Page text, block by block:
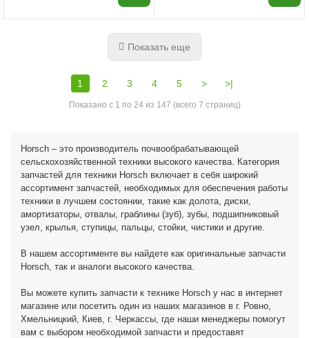
Показать еще
1 2 3 4 5 > >|
Показано с 1 по 24 из 147 (всего 7 страниц)
Horsch – это производитель почвообрабатывающей
сельскохозяйственной техники высокого качества. Категория
запчастей для техники Horsch включает в себя широкий
ассортимент запчастей, необходимых для обеспечения работы
техники в лучшем состоянии, такие как долота, диски,
амортизаторы, отвалы, граблины (зуб), зубы, подшипниковый
узел, крылья, ступицы, пальцы, стойки, чистики и другие.
В нашем ассортименте вы найдете как оригинальные запчасти
Horsch, так и аналоги высокого качества.
Вы можете купить запчасти к технике Horsch у нас в интернет
магазине или посетить один из наших магазинов в г. Ровно,
Хмельницкий, Киев, г. Черкассы, где наши менеджеры помогут
вам с выбором необходимой запчасти и предоставят